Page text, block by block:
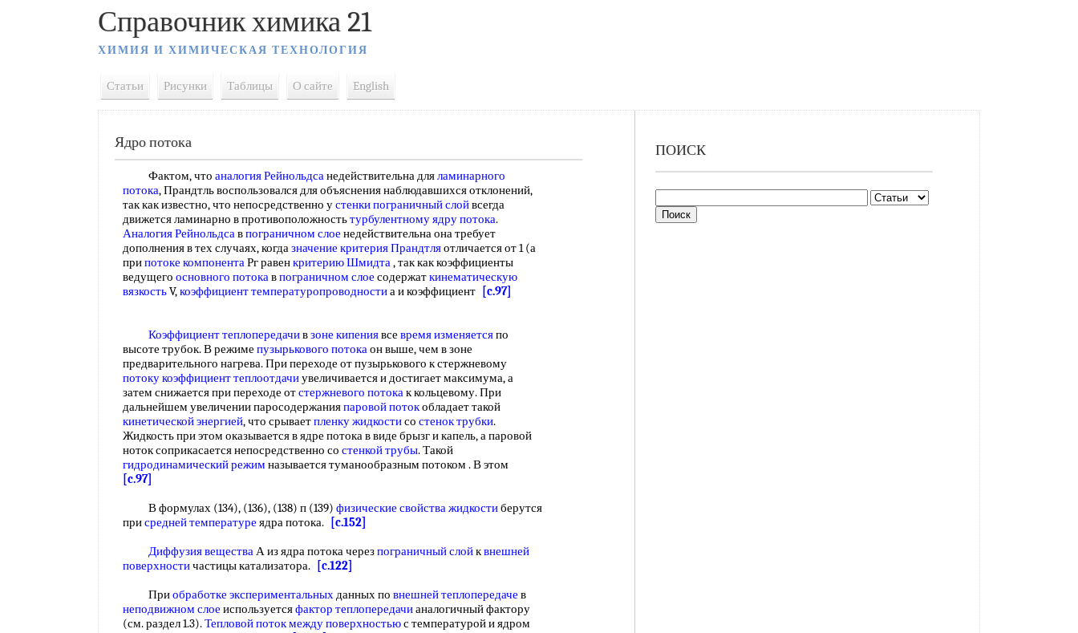
Справочник химика 21
ХИМИЯ И ХИМИЧЕСКАЯ ТЕХНОЛОГИЯ
Статьи Рисунки Таблицы О сайте English
Ядро потока
Фактом, что аналогия Рейнольдсанедействительна дляламинарного
потока, Прандтль воспользовался для объяснения наблюдавшихся отклонений,
так как известно, что непосредственно устенки пограничный слойвсегда
движется ламинарно в противоположностьтурбулентному ядру потока.
Аналогия Рейнольдсавпограничном слое недействительна она требует
дополнения в тех случаях, когдазначение критерия Прандтляотличается от 1 (а
припотоке компонентаРг равенкритерию Шмидта, так как коэффициенты
ведущего основного потокавпограничном слое содержаткинематическую
вязкостьV,коэффициент температуропроводностиа и коэффициент [c.97]
Коэффициент теплопередачивзоне кипениявсе время изменяетсяпо
высоте трубок. В режиме пузырькового потокаон выше, чем в зоне
предварительного нагрева. При переходе от пузырькового к стержневому
потоку коэффициент теплоотдачиувеличивается и достигает максимума, а
затем снижается при переходе отстержневого потокак кольцевому. При
дальнейшем увеличении паросодержанияпаровой потокобладает такой
кинетической энергией, что срываетпленку жидкостисо стенок трубки.
Жидкость при этом оказывается в ядре потока в виде брызг и капель, а паровой
ноток соприкасается непосредственно со стенкой трубы. Такой
гидродинамический режим называется туманообразным потоком . В этом
[c.97]
В формулах (134), (136), (138) п (139) физические свойства жидкостиберутся
присредней температуре ядра потока.
[c.152]
Диффузия веществаА из ядра потока черезпограничный слойквнешней
поверхностичастицы катализатора.
[c.122]
Приобработке экспериментальныхданных по внешней теплопередаче в
неподвижном слое используетсяфактор теплопередачианалогичный фактору
(см. раздел 1.3).Тепловой потокмежду поверхностьюс температурой и ядром
ПОИСК